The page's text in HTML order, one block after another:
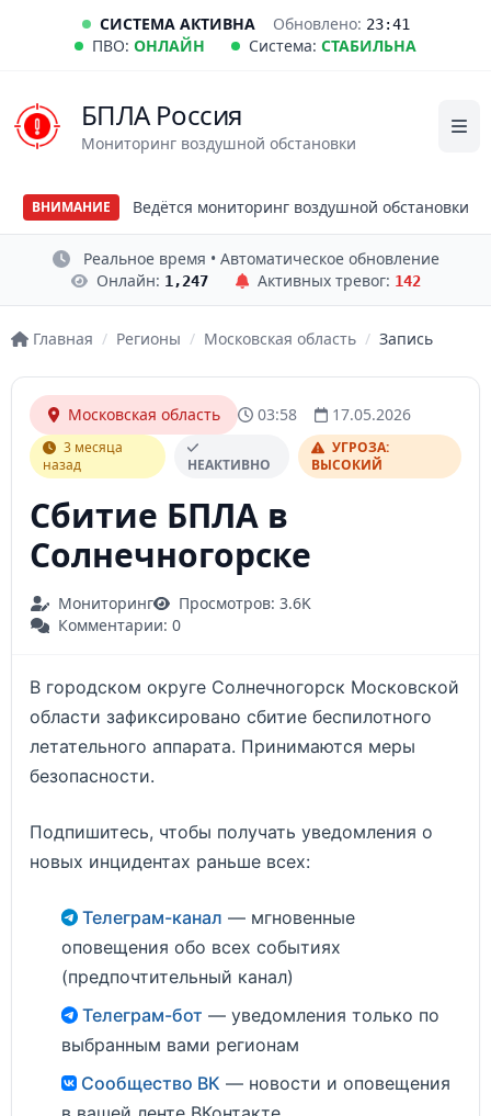
СИСТЕМА АКТИВНА Обновлено: 23:41
ПВО: ОНЛАЙН Система: СТАБИЛЬНА
БПЛА Россия
Мониторинг воздушной обстановки
ВНИМАНИЕ Ведётся мониторинг воздушной обстановки
Реальное время • Автоматическое обновление
Онлайн: 1,247 Активных тревог: 142
Главная / Регионы / Московская область / Запись
Московская область 03:58 17.05.2026
3 месяца
назад
НЕАКТИВНО
УГРОЗА:
ВЫСОКИЙ
Сбитие БПЛА в
Солнечногорске
Мониторинг
Просмотров: 3.6K
Комментарии: 0
В городском округе Солнечногорск Московской
области зафиксировано сбитие беспилотного
летательного аппарата. Принимаются меры
безопасности.
Подпишитесь, чтобы получать уведомления о
новых инцидентах раньше всех:
Телеграм-канал — мгновенные
оповещения обо всех событиях
(предпочтительный канал)
Телеграм-бот — уведомления только по
выбранным вами регионам
Сообщество ВК — новости и оповещения